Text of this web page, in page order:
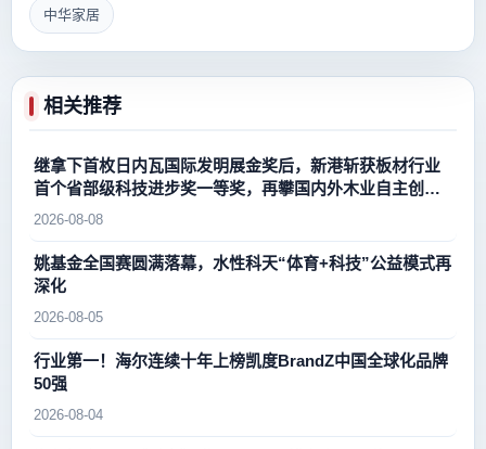
中华家居
相关推荐
继拿下首枚日内瓦国际发明展金奖后，新港斩获板材行业
首个省部级科技进步奖一等奖，再攀国内外木业自主创新
新高峰
2026-08-08
姚基金全国赛圆满落幕，水性科天“体育+科技”公益模式再
深化
2026-08-05
行业第一！海尔连续十年上榜凯度BrandZ中国全球化品牌
50强
2026-08-04